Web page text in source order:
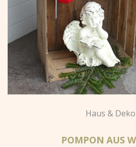
Haus & Deko
POMPON AUS